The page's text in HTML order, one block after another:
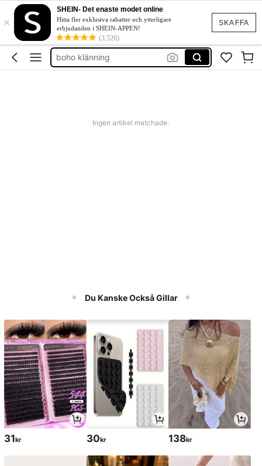
SKAFFA
×
SHEIN- Det enaste modet online
Hitta fler exklusiva rabatter och ytterligare
erbjudanden i SHEIN-APPEN!
(3,526)
squishies
festklänning bröllop
boho klänning
shorts dam
Ingen artikel matchade.
Du Kanske Också Gillar
31kr 30kr 138kr